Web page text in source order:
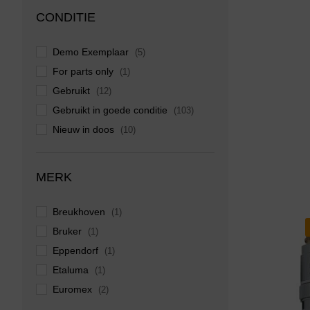
CONDITIE
Demo Exemplaar (5)
For parts only (1)
Gebruikt (12)
Gebruikt in goede conditie (103)
Nieuw in doos (10)
MERK
Breukhoven (1)
Bruker (1)
Eppendorf (1)
Etaluma (1)
Euromex (2)